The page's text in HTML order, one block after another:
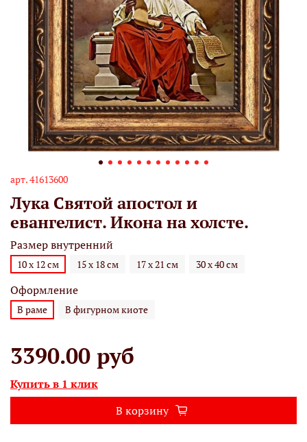
арт.41613600
Лука Святой апостол и
евангелист. Икона на холсте.
Размер внутренний
10 х 12 см 15 х 18 см 17 х 21 см 30 х 40 см
Оформление
В раме В фигурном киоте
3390.00 руб
Купить в 1 клик
В корзину